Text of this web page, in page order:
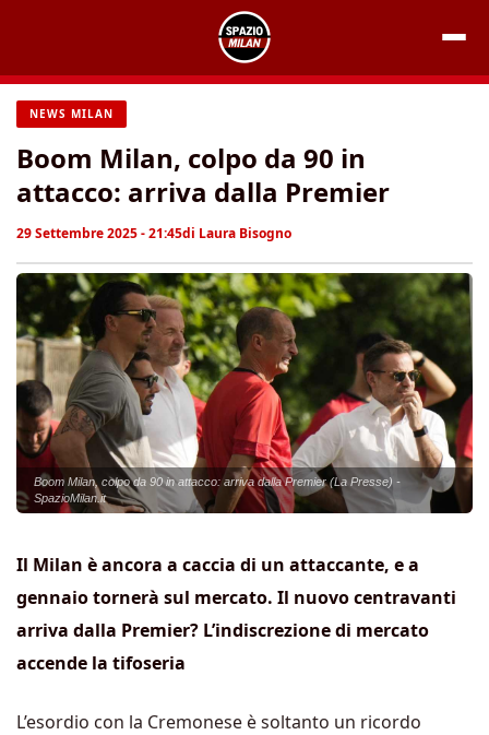
contenuto
NEWS MILAN
Boom Milan, colpo da 90 in
attacco: arriva dalla Premier
29 Settembre 2025 - 21:45di Laura Bisogno
Boom Milan, colpo da 90 in attacco: arriva dalla Premier (La Presse) -
SpazioMilan.it
Il Milan è ancora a caccia di un attaccante, e a
gennaio tornerà sul mercato. Il nuovo centravanti
arriva dalla Premier? L’indiscrezione di mercato
accende la tifoseria
L’esordio con la Cremonese è soltanto un ricordo